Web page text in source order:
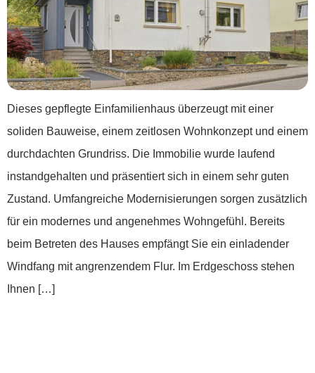
Dieses gepflegte Einfamilienhaus überzeugt mit einer
soliden Bauweise, einem zeitlosen Wohnkonzept und einem
durchdachten Grundriss. Die Immobilie wurde laufend
instandgehalten und präsentiert sich in einem sehr guten
Zustand. Umfangreiche Modernisierungen sorgen zusätzlich
für ein modernes und angenehmes Wohngefühl. Bereits
beim Betreten des Hauses empfängt Sie ein einladender
Windfang mit angrenzendem Flur. Im Erdgeschoss stehen
Ihnen […]